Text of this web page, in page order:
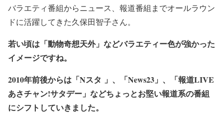
バラエティ番組からニュース、報道番組までオールラウン
ドに活躍してきた久保田智子さん。
若い頃は「動物奇想天外」などバラエティー色が強かった
イメージですね。
2010年前後からは「Nスタ 」、「News23」、「報道LIVE
あさチャン!サタデー」などちょっとお堅い報道系の番組
にシフトしていきました。